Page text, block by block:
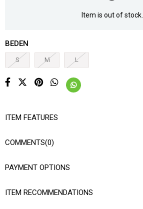
Item is out of stock.
BEDEN
S M L
ITEM FEATURES
COMMENTS(0)
PAYMENT OPTIONS
ITEM RECOMMENDATIONS